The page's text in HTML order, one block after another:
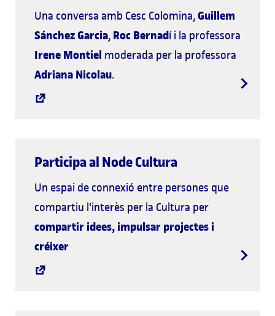
Una conversa amb Cesc Colomina,Guillem
Sánchez Garcia, Roc Bernadí i la professora
Irene Montiel moderada per la professora
Adriana Nicolau.
Participa al Node Cultura
Un espai de connexió entre persones que
compartiu l'interès per la Cultura per
compartir idees, impulsar projectes i
créixer